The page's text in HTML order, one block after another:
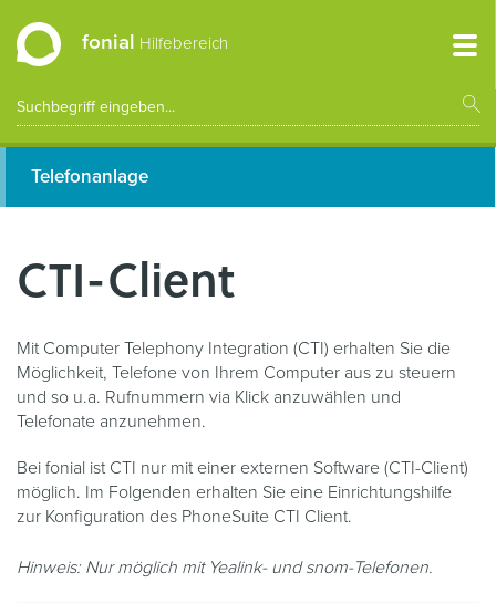
fonial Hilfebereich
Telefonanlage
CTI-Client
Mit Computer Telephony Integration (CTI) erhalten Sie die
Möglichkeit, Telefone von Ihrem Computer aus zu steuern
und so u.a. Rufnummern via Klick anzuwählen und
Telefonate anzunehmen.
Bei fonial ist CTI nur mit einer externen Software (CTI-Client)
möglich. Im Folgenden erhalten Sie eine Einrichtungshilfe
zur Konfiguration des PhoneSuite CTI Client.
Hinweis: Nur möglich mit Yealink- und snom-Telefonen.